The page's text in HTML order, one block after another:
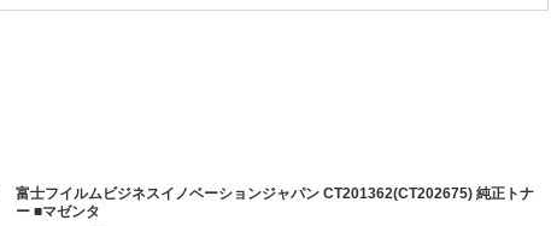
富士フイルムビジネスイノベーションジャパン CT201362(CT202675) 純正トナ
ー ■マゼンタ